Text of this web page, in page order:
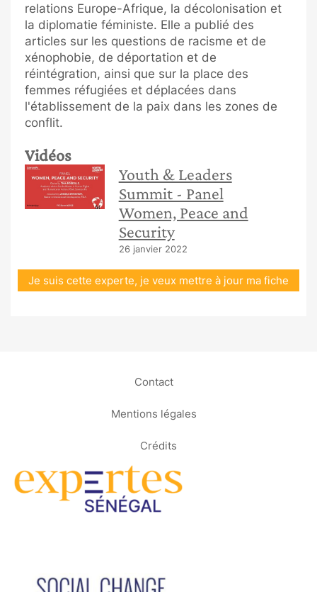
relations Europe-Afrique, la décolonisation et
la diplomatie féministe. Elle a publié des
articles sur les questions de racisme et de
xénophobie, de déportation et de
réintégration, ainsi que sur la place des
femmes réfugiées et déplacées dans
l'établissement de la paix dans les zones de
conflit.
Vidéos
Youth & Leaders
Summit - Panel
Women, Peace and
Security
26 janvier 2022
Je suis cette experte, je veux mettre à jour ma fiche
Contact
Mentions légales
Crédits